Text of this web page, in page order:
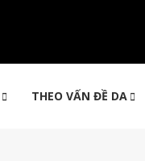
THEO VẤN ĐỀ DA